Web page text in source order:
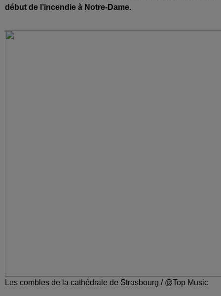
début de l’incendie à Notre-Dame.
Les combles de la cathédrale de Strasbourg / @Top Music